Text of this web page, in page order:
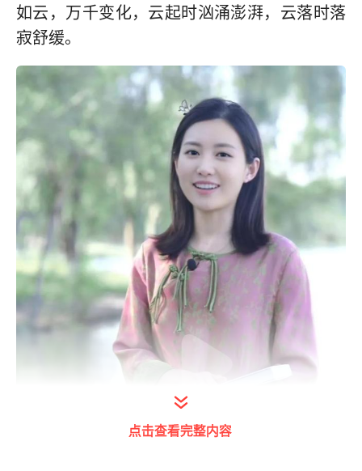
如云，万千变化，云起时汹涌澎湃，云落时落
寂舒缓。
点击查看完整内容